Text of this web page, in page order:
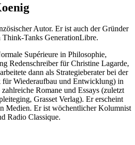
Autor. Er ist auch der Gründer
Tanks GenerationLibre.
Supérieure in Philosophie,
Redenschreiber für Christine Lagarde,
dann als Strategieberater bei der
Wiederaufbau und Entwicklung) in
Romane und Essays (zuletzt
Grasset Verlag). Er erscheint
Medien. Er ist wöchentlicher Kolumnist
Radio Classique.